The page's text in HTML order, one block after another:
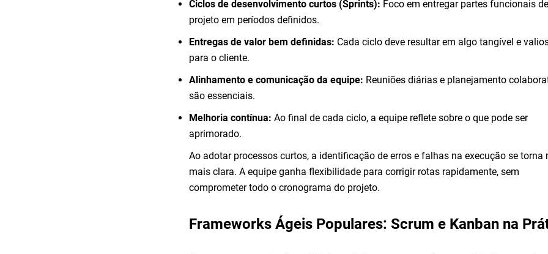
Ciclos de desenvolvimento curtos (Sprints): Foco em entregar partes funcionais
projeto em períodos definidos.
Entregas de valor bem definidas: Cada ciclo deve resultar em algo tangível e
para o cliente.
Alinhamento e comunicação da equipe: Reuniões diárias e planejamento
são essenciais.
Melhoria contínua: Ao final de cada ciclo, a equipe reflete sobre o que pode ser
aprimorado.
Ao adotar processos curtos, a identificação de erros e falhas na execução se torna
mais clara. A equipe ganha flexibilidade para corrigir rotas rapidamente, sem
comprometer todo o cronograma do projeto.
Frameworks Ágeis Populares: Scrum e Kanban na